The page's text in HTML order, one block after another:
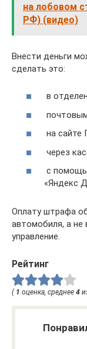
на лобовом
РФ) (видео)
Внести деньги
сделать это:
в
на сайте
через
с
«Яндекс
Оплату штрафа
автомобиля, а не
управление.
Рейтинг
( 1 оценка, среднее 4